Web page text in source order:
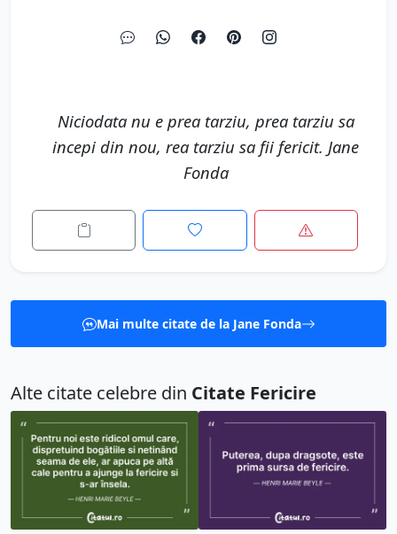
Niciodata nu e prea tarziu, prea tarziu sa
incepi din nou, rea tarziu sa fii fericit. Jane
Fonda
Mai multe citate de la Jane Fonda
Alte citate celebre din Citate Fericire